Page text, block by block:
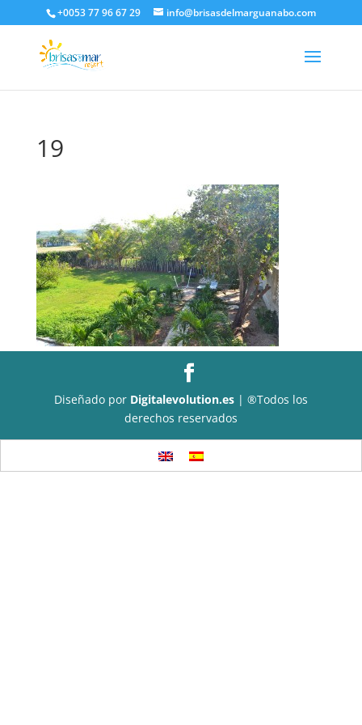
+0053 77 96 67 29 info@brisasdelmarguanabo.com
19
Diseñado por Digitalevolution.es| ®Todos los
derechos reservados